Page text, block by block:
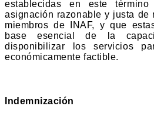
establecidas en este
asignación razonable y justa de
miembros de INAF, y que
base esencial de la
disponibilizar los servicios
económicamente factible.
Indemnización